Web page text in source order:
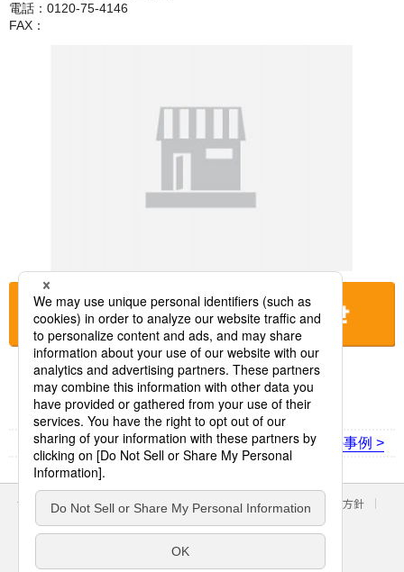
電話：0120-75-4146
FAX：
お店に電話をする
< 前の事例 次の事例 >
サイトのご利用にあたって クッキーポリシー
個人情報保護方針
パナソニック ホールディングス
Area/Country